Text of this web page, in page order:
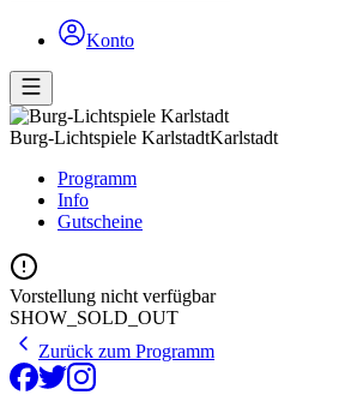
Konto
Burg-Lichtspiele KarlstadtKarlstadt
Programm
Info
Gutscheine
Vorstellung nicht verfügbar
SHOW_SOLD_OUT
Zurück zum Programm